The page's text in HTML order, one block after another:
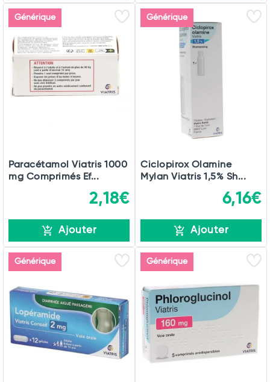
Générique
Paracétamol Viatris 1000
mg Comprimés Ef...
2,18€
Ajouter
Générique
Ciclopirox Olamine
Mylan Viatris 1,5% Sh...
6,16€
Ajouter
Générique Générique